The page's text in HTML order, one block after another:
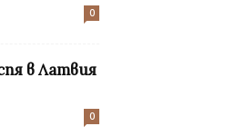
0
в Латвия
0